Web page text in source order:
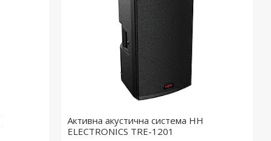
Активна акустична система HH
ELECTRONICS TRE-1201